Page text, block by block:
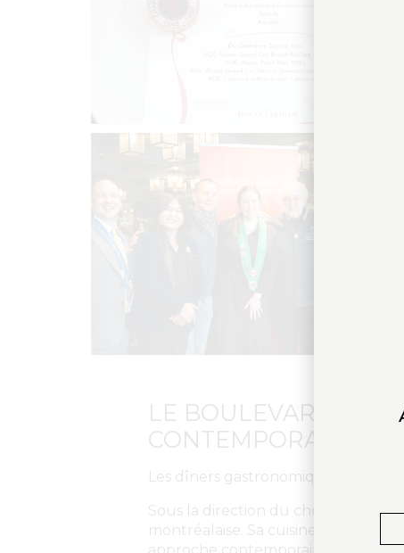
LE BOULEVARDIER :
CONTEMPORAINE
Les dîners gastronomiques se sont
Sous la direction du chef exécutif
montréalaise. Sa cuisine, centrée